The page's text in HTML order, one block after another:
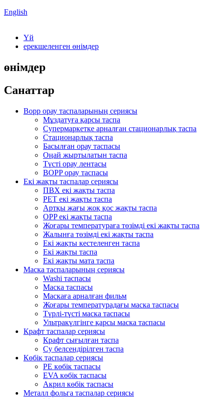
English
Үй
ерекшеленген өнімдер
өнімдер
Санаттар
Bopp орау таспаларының сериясы
Мұздатуға қарсы таспа
Супермаркетке арналған стационарлық таспа
Стационарлық таспа
Басылған орау таспасы
Оңай жыртылатын таспа
Түсті орау лентасы
BOPP орау таспасы
Екі жақты таспалар сериясы
ПВХ екі жақты таспа
PET екі жақты таспа
Артқы жағы жоқ қос жақты таспа
OPP екі жақты таспа
Жоғары температураға төзімді екі жақты таспа
Жалынға төзімді екі жақты таспа
Екі жақты кестеленген таспа
Екі жақты таспа
Екі жақты мата таспа
Маска таспаларының сериясы
Washi таспасы
Маска таспасы
Маскаға арналған фильм
Жоғары температурадағы маска таспасы
Түрлі-түсті маска таспасы
Ультракүлгінге қарсы маска таспасы
Крафт таспалар сериясы
Крафт сығылған таспа
Су белсендірілген таспа
Көбік таспалар сериясы
PE көбік таспасы
EVA көбік таспасы
Акрил көбік таспасы
Металл фольга таспалар сериясы